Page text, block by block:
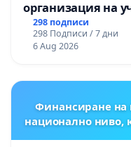
организация на
гарантиране на
и качествено
ОУ „Княз
298 подписи
298 Подписи / 7 дни
6 Aug 2026
Финансиране на
национално ниво,